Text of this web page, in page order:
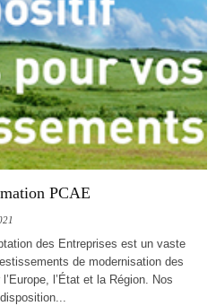
PCAE
des Entreprises est un vaste
de modernisation des
l’État et la Région. Nos